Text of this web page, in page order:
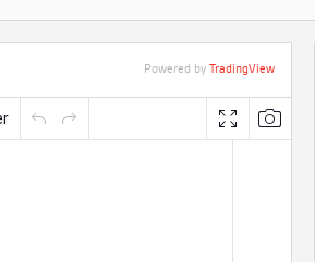
Powered by TradingView